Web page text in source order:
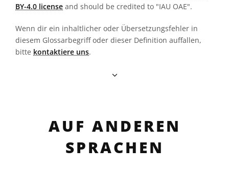
BY-4.0 license and should be credited to "IAU OAE".
Wenn dir ein inhaltlicher oder Übersetzungsfehler in
diesem Glossarbegriff oder dieser Definition auffallen,
bitte kontaktiere uns.
AUF ANDEREN
SPRACHEN